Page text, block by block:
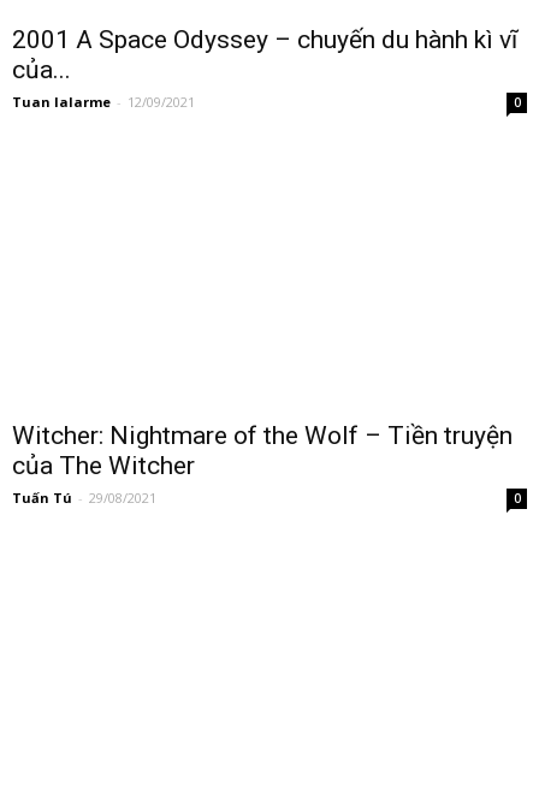
2001 A Space Odyssey – chuyến du hành kì vĩ
của...
Tuan lalarme - 12/09/2021 0
Witcher: Nightmare of the Wolf – Tiền truyện
của The Witcher
Tuấn Tú - 29/08/2021 0